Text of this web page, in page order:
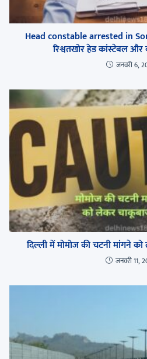
Head constable arrested in
रिश्वतखोर हेड कांस्टेबल और
जनवरी 6,
दिल्ली में मोमोज की चटनी मांगने
जनवरी 11,